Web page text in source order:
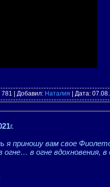
781 | Добавил: Наталия | Дата:
г.
я приношу вам свое
огне… в огне вдохновения,